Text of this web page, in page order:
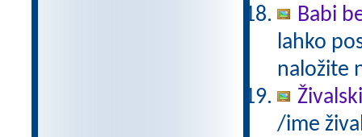
Babi
lahko
naložite
/ime